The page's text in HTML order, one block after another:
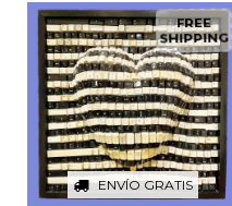
ENVÍO GRATIS
FREE
SHIPPING